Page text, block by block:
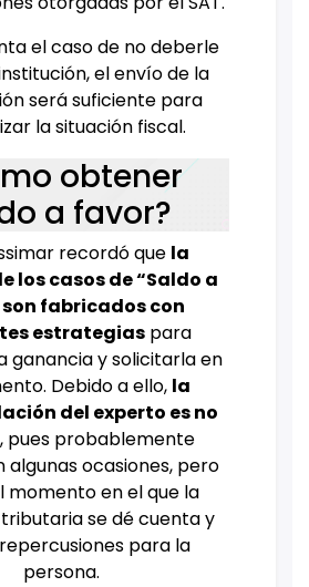
el caso de no deberle
el envío de la
será suficiente para
la situación fiscal.
obtener
a favor?
recordó que la
los casos de “Saldo a
fabricados con
estrategias para
ganancia y solicitarla en
Debido a ello, la
del experto es no
, pues probablemente
algunas ocasiones, pero
momento en el que la
se dé cuenta y
para la
persona.